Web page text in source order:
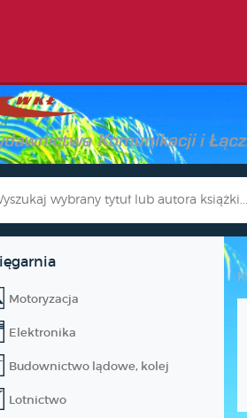
Motoryzacja
Elektronika
Budownictwo lądowe, kolej
Lotnictwo